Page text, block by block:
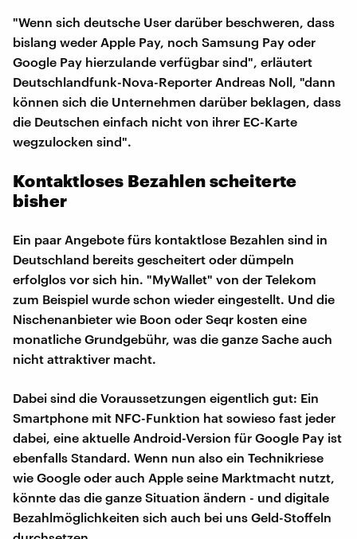
"Wenn sich deutsche User darüber beschweren, dass
bislang weder Apple Pay, noch Samsung Pay oder
Google Pay hierzulande verfügbar sind", erläutert
Deutschlandfunk-Nova-Reporter Andreas Noll, "dann
können sich die Unternehmen darüber beklagen, dass
die Deutschen einfach nicht von ihrer EC-Karte
wegzulocken sind".
Kontaktloses Bezahlen scheiterte
bisher
Ein paar Angebote fürs kontaktlose Bezahlen sind in
Deutschland bereits gescheitert oder dümpeln
erfolglos vor sich hin. "MyWallet" von der Telekom
zum Beispiel wurde schon wieder eingestellt. Und die
Nischenanbieter wie Boon oder Seqr kosten eine
monatliche Grundgebühr, was die ganze Sache auch
nicht attraktiver macht.
Dabei sind die Voraussetzungen eigentlich gut: Ein
Smartphone mit NFC-Funktion hat sowieso fast jeder
dabei, eine aktuelle Android-Version für Google Pay ist
ebenfalls Standard. Wenn nun also ein Technikriese
wie Google oder auch Apple seine Marktmacht nutzt,
könnte das die ganze Situation ändern - und digitale
Bezahlmöglichkeiten sich auch bei uns Geld-Stoffeln